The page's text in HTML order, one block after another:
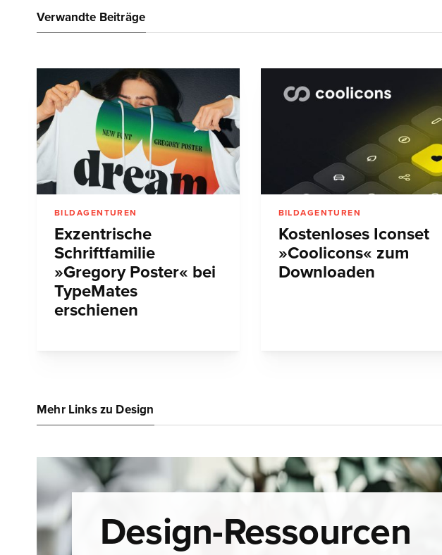
Verwandte Beiträge
BILDAGENTUREN
Exzentrische
Schriftfamilie
»Gregory Poster« bei
TypeMates
erschienen
BILDAGENTUREN
Kostenloses Iconset
»Coolicons« zum
Downloaden
Mehr Links zu Design
Design-Ressourcen